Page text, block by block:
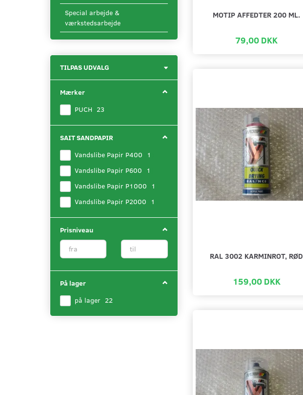
Special arbejde &
værkstedsarbejde
TILPAS UDVALG
Mærker
PUCH 23
SAIT SANDPAPIR
Vandslibe Papir P400
1
Vandslibe Papir P600
1
Vandslibe Papir P1000
1
Vandslibe Papir P2000
1
Prisniveau
På lager
på lager 22
MOTIP AFFEDTER 200 ML.
79,00 DKK
RAL 3002 KARMINROT, RØD
159,00 DKK